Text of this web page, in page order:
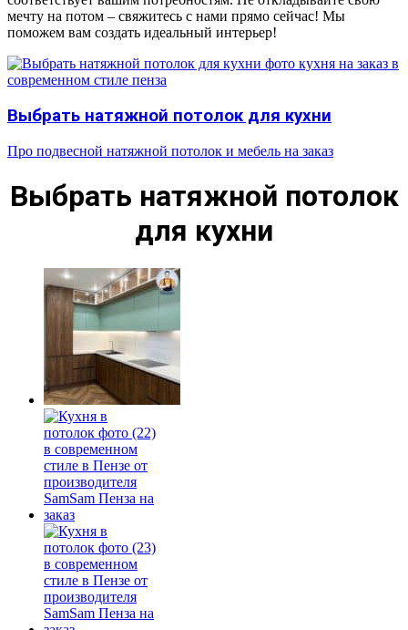
мечту на потом – свяжитесь с нами прямо сейчас! Мы
поможем вам создать идеальный интерьер!
Выбрать натяжной потолок для кухни
Про подвесной натяжной потолок и мебель на заказ
Выбрать натяжной потолок
для кухни